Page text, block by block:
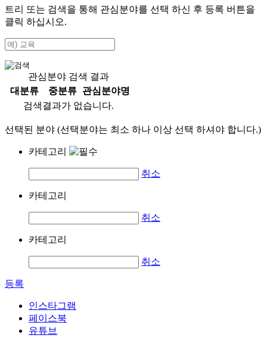
트리 또는 검색을 통해 관심분야를 선택 하신 후 등록 버튼을
클릭 하십시오.
관심분야 검색 결과
대분류
중분류
관심분야명
검색결과가 없습니다.
선택된 분야 (선택분야는 최소 하나 이상 선택 하셔야 합니다.)
카테고리
취소
카테고리
취소
카테고리
취소
등록
인스타그램
페이스북
유튜브